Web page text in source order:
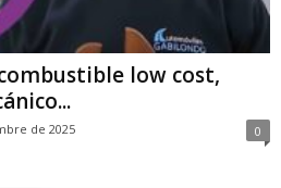
low cost,
de 2025 0